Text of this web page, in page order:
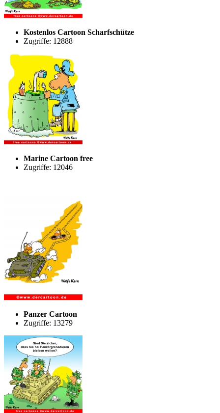
Kostenlos Cartoon Scharfschütze
Zugriffe: 12888
Marine Cartoon free
Zugriffe: 12046
Panzer Cartoon
Zugriffe: 13279